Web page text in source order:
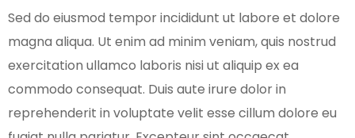
Sed do eiusmod tempor incididunt ut labore et dolore
magna aliqua. Ut enim ad minim veniam, quis nostrud
exercitation ullamco laboris nisi ut aliquip ex ea
commodo consequat. Duis aute irure dolor in
reprehenderit in voluptate velit esse cillum dolore eu